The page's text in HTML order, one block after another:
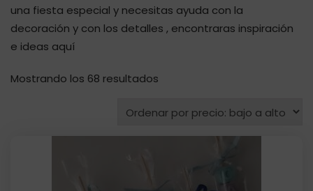
una fiesta especial y necesitas ayuda con la
decoración y con los detalles , encontraras inspiración
e ideas aquí
Mostrando los 68 resultados
precio: